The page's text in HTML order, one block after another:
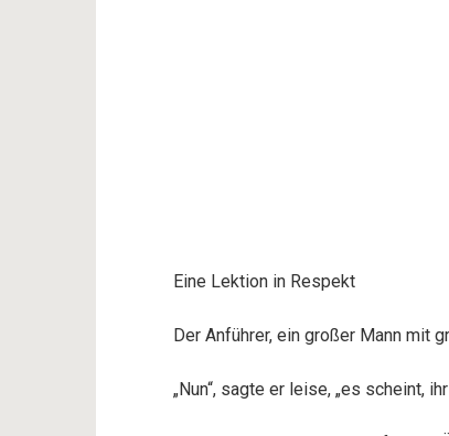
Eine Lektion in Respekt
Der Anführer, ein großer Mann mit
„Nun“, sagte er leise, „es scheint,